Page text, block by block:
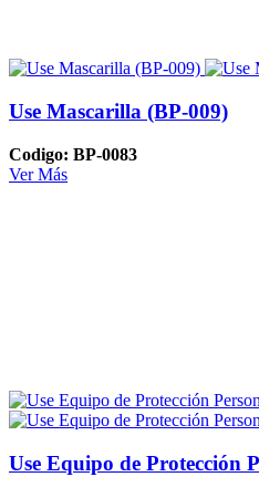
Use Mascarilla (BP-009)
Codigo: BP-0083
Ver Más
Use Equipo de Protección